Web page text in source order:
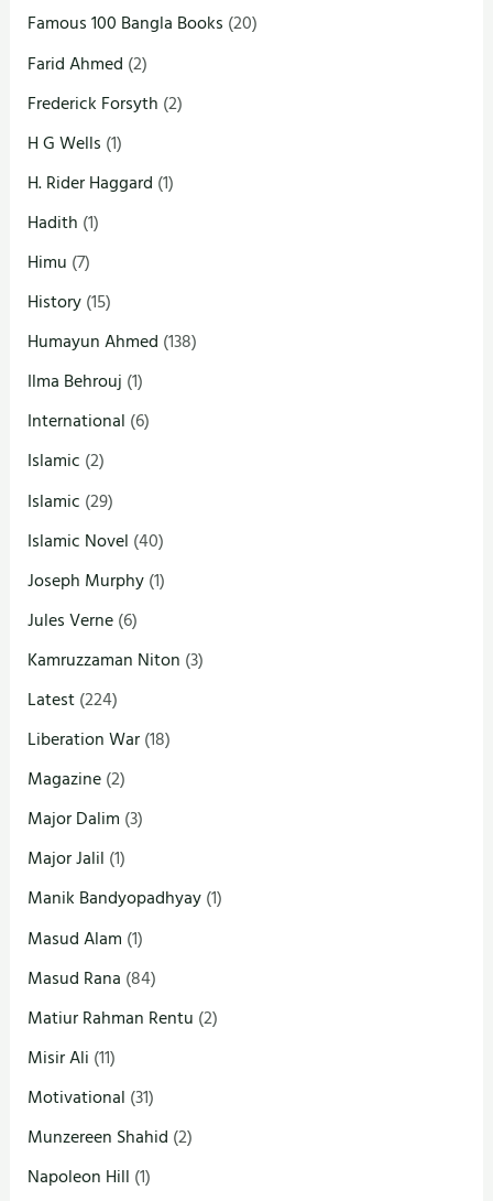
Famous 100 Bangla Books (20)
Farid Ahmed (2)
Frederick Forsyth (2)
H G Wells (1)
H. Rider Haggard (1)
Hadith (1)
Himu (7)
History(15)
Humayun Ahmed (138)
Ilma Behrouj (1)
International (6)
Islamic (2)
Islamic (29)
Islamic Novel (40)
Joseph Murphy(1)
Jules Verne(6)
Kamruzzaman Niton (3)
Latest(224)
Liberation War(18)
Magazine(2)
Major Dalim (3)
Major Jalil (1)
Manik Bandyopadhyay(1)
Masud Alam (1)
Masud Rana (84)
Matiur Rahman Rentu (2)
Misir Ali (11)
Motivational (31)
Munzereen Shahid (2)
Napoleon Hill (1)